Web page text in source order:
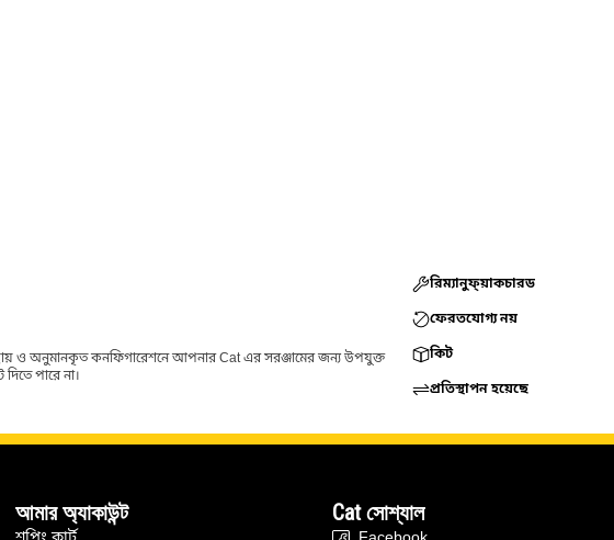
ও অনুমানকৃত কনফিগারেশনে আপনার Cat এর সরঞ্জামের জন্য উপযুক্ত
পারে না।
রিম্যানুফ্য়াকচারড
ফেরতযোগ্য নয়
কিট
প্রতিস্থাপন হয়েছে
আমার অ্যাকাউন্ট Cat সোশ্যাল